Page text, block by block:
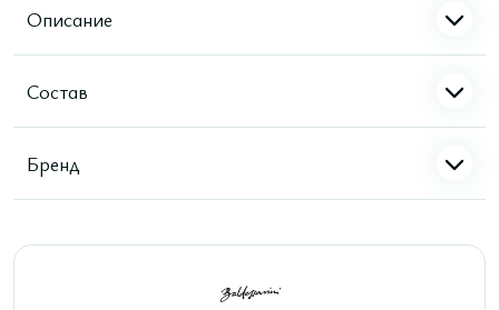
Описание
Состав
Бренд